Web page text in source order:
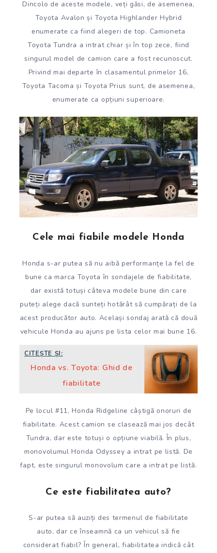
Dincolo de aceste modele, veți găsi, de asemenea,
Toyota Avalon și Toyota Highlander Hybrid
enumerate ca fiind alegeri de top. Camioneta
Toyota Tundra a intrat chiar și în top zece, fiind
singurul model de camion care a fost recunoscut.
Privind mai departe în clasamentul primelor 16,
Toyota Tacoma și Toyota Prius sunt, de asemenea,
enumerate ca opțiuni superioare.
Cele mai fiabile modele Honda
Honda s-ar putea să nu aibă performanțe la fel de
bune ca marca Toyota în sondajele de fiabilitate,
dar există totuși câteva modele bune din care
puteți alege dacă sunteți hotărât să cumpărați de la
acest producător auto. Același sondaj arată că două
vehicule Honda au ajuns pe lista celor mai bune 16.
CITEȘTE ȘI:
Honda vs. Toyota: Ghid de
fiabilitate
Pe locul #11, Honda Ridgeline câștigă onoruri de
fiabilitate. Acest camion se clasează mai jos decât
Tundra, dar este totuși o opțiune viabilă. În plus,
monovolumul Honda Odyssey a intrat pe listă. De
fapt, este singurul monovolum care a intrat pe listă.
Ce este fiabilitatea auto?
S-ar putea să auziți des termenul de fiabilitate
auto, dar ce înseamnă ca un vehicul să fie
considerat fiabil? În general, fiabilitatea indică cât